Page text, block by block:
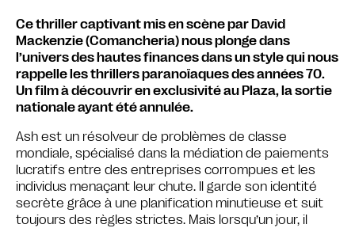
Ce thriller captivant mis en scène par David
Mackenzie (Comancheria) nous plonge dans
l’univers des hautes finances dans un style qui nous
rappelle les thrillers paranoïaques des années 70.
Un film à découvrir en exclusivité au Plaza, la sortie
nationale ayant été annulée.
Ash est un résolveur de problèmes de classe
mondiale, spécialisé dans la médiation de paiements
lucratifs entre des entreprises corrompues et les
individus menaçant leur chute. Il garde son identité
secrète grâce à une planification minutieuse et suit
toujours des règles strictes. Mais lorsqu’un jour, il